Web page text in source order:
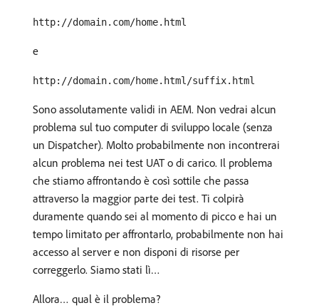
http://domain.com/home.html
e
http://domain.com/home.html/suffix.html
Sono assolutamente validi in AEM. Non vedrai alcun
problema sul tuo computer di sviluppo locale (senza
un Dispatcher). Molto probabilmente non incontrerai
alcun problema nei test UAT o di carico. Il problema
che stiamo affrontando è così sottile che passa
attraverso la maggior parte dei test. Ti colpirà
duramente quando sei al momento di picco e hai un
tempo limitato per affrontarlo, probabilmente non hai
accesso al server e non disponi di risorse per
correggerlo. Siamo stati lì…
Allora… qual è il problema?